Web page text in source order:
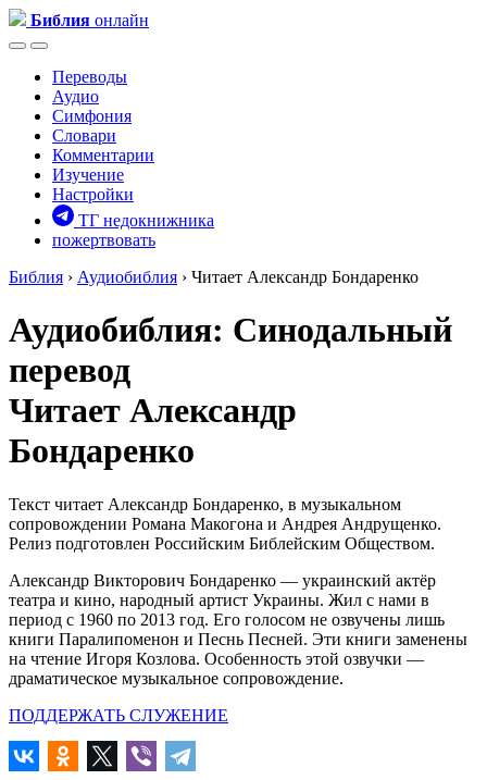
Библия онлайн
Переводы
Аудио
Симфония
Словари
Комментарии
Изучение
Настройки
ТГ недокнижника
пожертвовать
Библия › Аудиобиблия › Читает Александр Бондаренко
Аудиобиблия: Синодальный
перевод
Читает Александр
Бондаренко
Текст читает Александр Бондаренко, в музыкальном
сопровождении Романа Макогона и Андрея Андрущенко.
Релиз подготовлен Российским Библейским Обществом.
Александр Викторович Бондаренко — украинский актёр
театра и кино, народный артист Украины. Жил с нами в
период с 1960 по 2013 год. Его голосом не озвучены лишь
книги Паралипоменон и Песнь Песней. Эти книги заменены
на чтение Игоря Козлова. Особенность этой озвучки —
драматическое музыкальное сопровождение.
ПОДДЕРЖАТЬ СЛУЖЕНИЕ